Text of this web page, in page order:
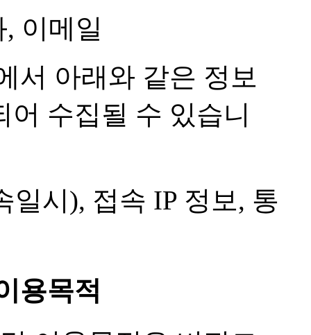
이메일
서 아래와 같은 정보
수집될 수 있습니
일시), 접속 IP 정보, 통
용목적